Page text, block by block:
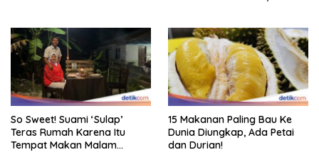
So Sweet! Suami ‘Sulap’
Teras Rumah Karena Itu
Tempat Makan Malam
15 Makanan Paling Bau Ke
Dunia Diungkap, Ada Petai
dan Durian!